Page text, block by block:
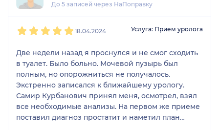
До 5 записей через НаПоправку
18.04.2024 Услуга: Прием уролога
Две недели назад я проснулся и не смог сходить
в туалет. Было больно. Мочевой пузырь был
полным, но опорожниться не получалось.
Экстренно записался к ближайшему урологу.
Самир Курбанович принял меня, осмотрел, взял
все необходимые анализы. На первом же приеме
поставил диагноз простатит и наметил план